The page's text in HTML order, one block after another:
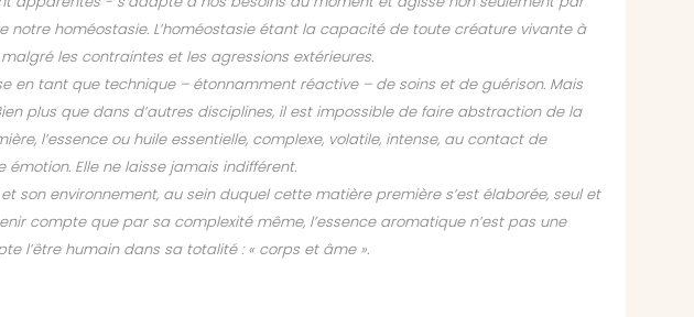
homéostasie. L’homéostasie étant la capacité de toute créature vivante à
les contraintes et les agressions extérieures.
en tant que technique – étonnamment réactive – de soins et de guérison. Mais
plus que dans d’autres disciplines, il est impossible de faire abstraction de la
l’essence ou huile essentielle, complexe, volatile, intense, au contact de
Elle ne laisse jamais indifférent.
et son environnement, au sein duquel cette matière première s’est élaborée, seul et
compte que par sa complexité même, l’essence aromatique n’est pas une
l’être humain dans sa totalité : « corps et âme ».